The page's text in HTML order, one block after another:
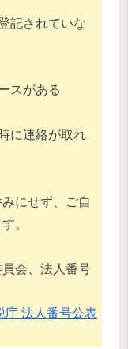
記されていな
スがある
に連絡が取れ
にせず、ご自
。
会、法人番号
庁 法人番号公表